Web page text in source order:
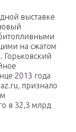
выставке
на сжатом
Горьковский
2013 года
признало
в 32,3 млрд